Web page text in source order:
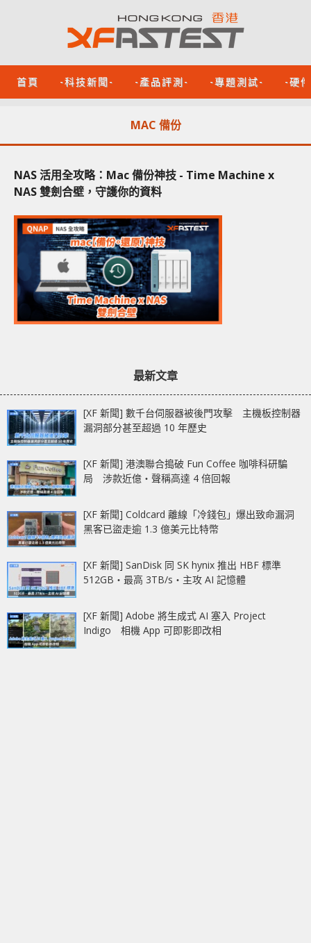
首頁 -科技新聞- -產品評測- -專題測試- -硬
MAC 備份
NAS 活用全攻略：Mac 備份神技 - Time Machine x
NAS 雙劍合壁，守護你的資料
最新文章
[XF 新聞] 數千台伺服器被後門攻擊 主機板控制器
漏洞部分甚至超過 10 年歷史
[XF 新聞] 港澳聯合搗破 Fun Coffee 咖啡科研騙
局 涉款近億‧聲稱高達 4 倍回報
[XF 新聞] Coldcard 離線「冷錢包」爆出致命漏洞
黑客已盜走逾 1.3 億美元比特幣
[XF 新聞] SanDisk 同 SK hynix 推出 HBF 標準
512GB‧最高 3TB/s‧主攻 AI 記憶體
[XF 新聞] Adobe 將生成式 AI 塞入 Project
Indigo 相機 App 可即影即改相